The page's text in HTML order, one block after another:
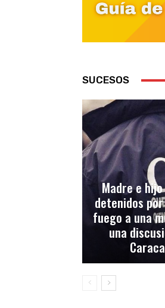
SUCESOS
Madre e
detenidos
fuego a una
una